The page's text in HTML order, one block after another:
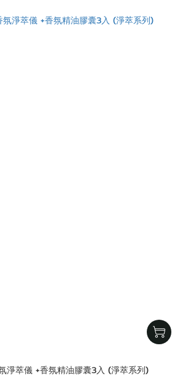
淨萃儀 +香氛精油膠囊3入 (淨萃系列)